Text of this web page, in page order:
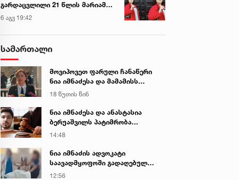
გარდაცვლილი 21 წლის მარიამ
ტყემალაძის ექსპერტიზის
დასკვნა
6 აგვ 19:42
სამართალი
მოვიპოვეთ ფარული ჩანაწერი
ნია იმნაძესა და მამამისს
შორის, განიხილავდნენ, როგორ
ჩაიდინა გაბაშვილმა დანაშაული
- ნიას მამა ამბობს, რომ
არასწორად მოიქცა, თუმცა
ვერ მოიქცეოდა, თანამედროვე
ეპოქაში სხვანაირად ხდება -
პროკურორი
18 წუთის წინ
ნია იმნაძესა და ანასტასია
ბერუაშვილს პატიმრობა
შეეფარდათ
14:48
ნია იმნაძის ადვოკატი
საავადმყოფოში გადაღებულ
კადრებს ავრცელებს
12:56